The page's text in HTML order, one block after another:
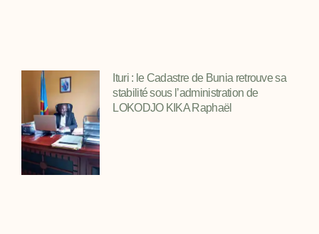
Ituri : le Cadastre de Bunia retrouve sa
stabilité sous l’administration de
LOKODJO KIKA Raphaël